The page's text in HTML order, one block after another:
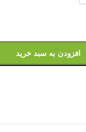
افزودن به سبد خرید